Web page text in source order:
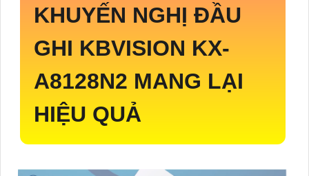
KHUYẾN NGHỊ ĐẦU
GHI KBVISION KX-
A8128N2 MANG LẠI
HIỆU QUẢ